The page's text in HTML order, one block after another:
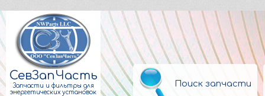
СевЗапЧасть
Запчасти и фильтры для
энергетических установок
Поиск запчасти